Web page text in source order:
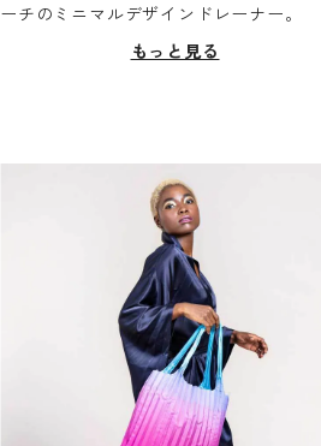
ーチのミニマルデザインドレーナー。
もっと見る